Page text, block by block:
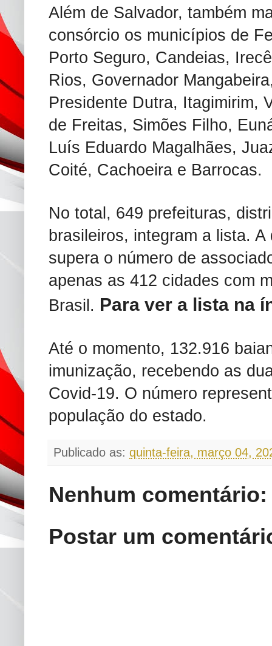
Além de Salvador, também
consórcio os municípios de
Porto Seguro, Candeias,
Rios, Governador
Presidente Dutra, Itagimirim,
de Freitas, Simões Filho,
Luís Eduardo Magalhães,
Coité, Cachoeira e Barrocas.
No total, 649 prefeituras,
brasileiros, integram a lista.
supera o número de
apenas as 412 cidades com
Brasil. Para ver a lista na
Até o momento, 132.916
imunização, recebendo as
Covid-19. O número
população do estado.
Publicado as: quinta-feira, março 04,
Nenhum comentário:
Postar um